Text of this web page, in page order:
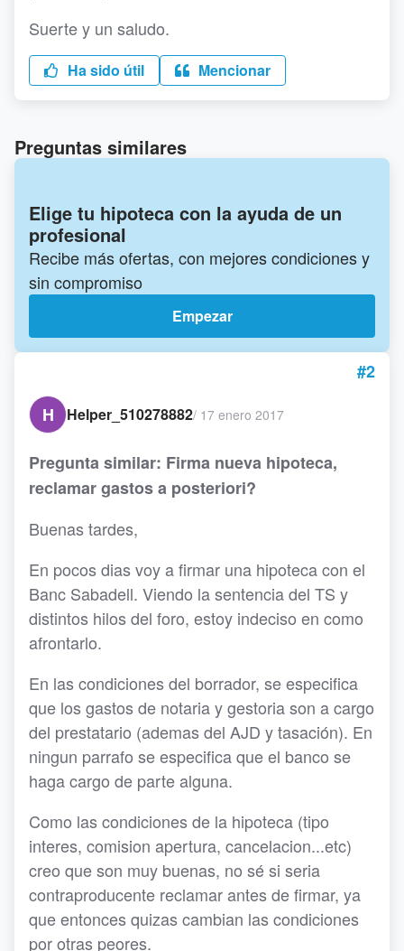
Suerte y un saludo.
Ha sido útil Mencionar
Preguntas similares
Elige tu hipoteca con la ayuda de un
profesional
Recibe más ofertas, con mejores condiciones y
sin compromiso
Empezar
#2
H
Helper_510278882/ 17 enero 2017
Pregunta similar: Firma nueva hipoteca,
reclamar gastos a posteriori?
Buenas tardes,
En pocos dias voy a firmar una hipoteca con el
Banc Sabadell. Viendo la sentencia del TS y
distintos hilos del foro, estoy indeciso en como
afrontarlo.
En las condiciones del borrador, se especifica
que los gastos de notaria y gestoria son a cargo
del prestatario (ademas del AJD y tasación). En
ningun parrafo se especifica que el banco se
haga cargo de parte alguna.
Como las condiciones de la hipoteca (tipo
interes, comision apertura, cancelacion...etc)
creo que son muy buenas, no sé si seria
contraproducente reclamar antes de firmar, ya
que entonces quizas cambian las condiciones
por otras peores.